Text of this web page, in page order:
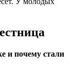
и почему стали